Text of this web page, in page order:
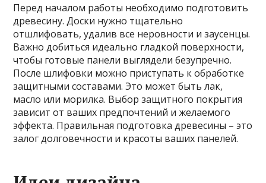
Перед началом работы необходимо подготовить
древесину. Доски нужно тщательно
отшлифовать, удалив все неровности и заусенцы.
Важно добиться идеально гладкой поверхности,
чтобы готовые панели выглядели безупречно.
После шлифовки можно приступать к обработке
защитными составами. Это может быть лак,
масло или морилка. Выбор защитного покрытия
зависит от ваших предпочтений и желаемого
эффекта. Правильная подготовка древесины – это
залог долговечности и красоты ваших панелей.